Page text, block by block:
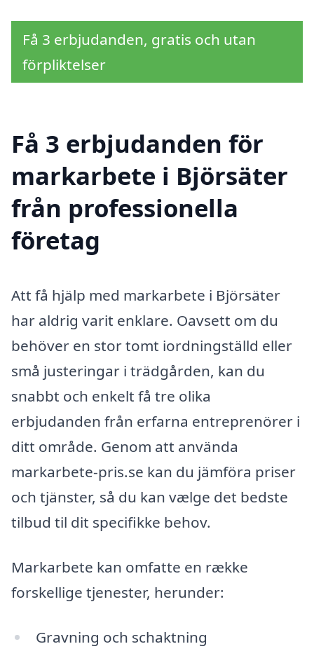
Få 3 erbjudanden, gratis och utan
förpliktelser
Få 3 erbjudanden för
markarbete i Björsäter
från professionella
företag
Att få hjälp med markarbete i Björsäter
har aldrig varit enklare. Oavsett om du
behöver en stor tomt iordningställd eller
små justeringar i trädgården, kan du
snabbt och enkelt få tre olika
erbjudanden från erfarna entreprenörer i
ditt område. Genom att använda
markarbete-pris.se kan du jämföra priser
och tjänster, så du kan vælge det bedste
tilbud til dit specifikke behov.
Markarbete kan omfatte en række
forskellige tjenester, herunder:
Gravning och schaktning